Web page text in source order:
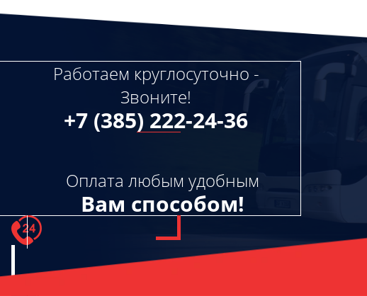
Работаем круглосуточно -
Звоните!
+7 (385) 222-24-36
Оплата любым удобным
Вам способом!